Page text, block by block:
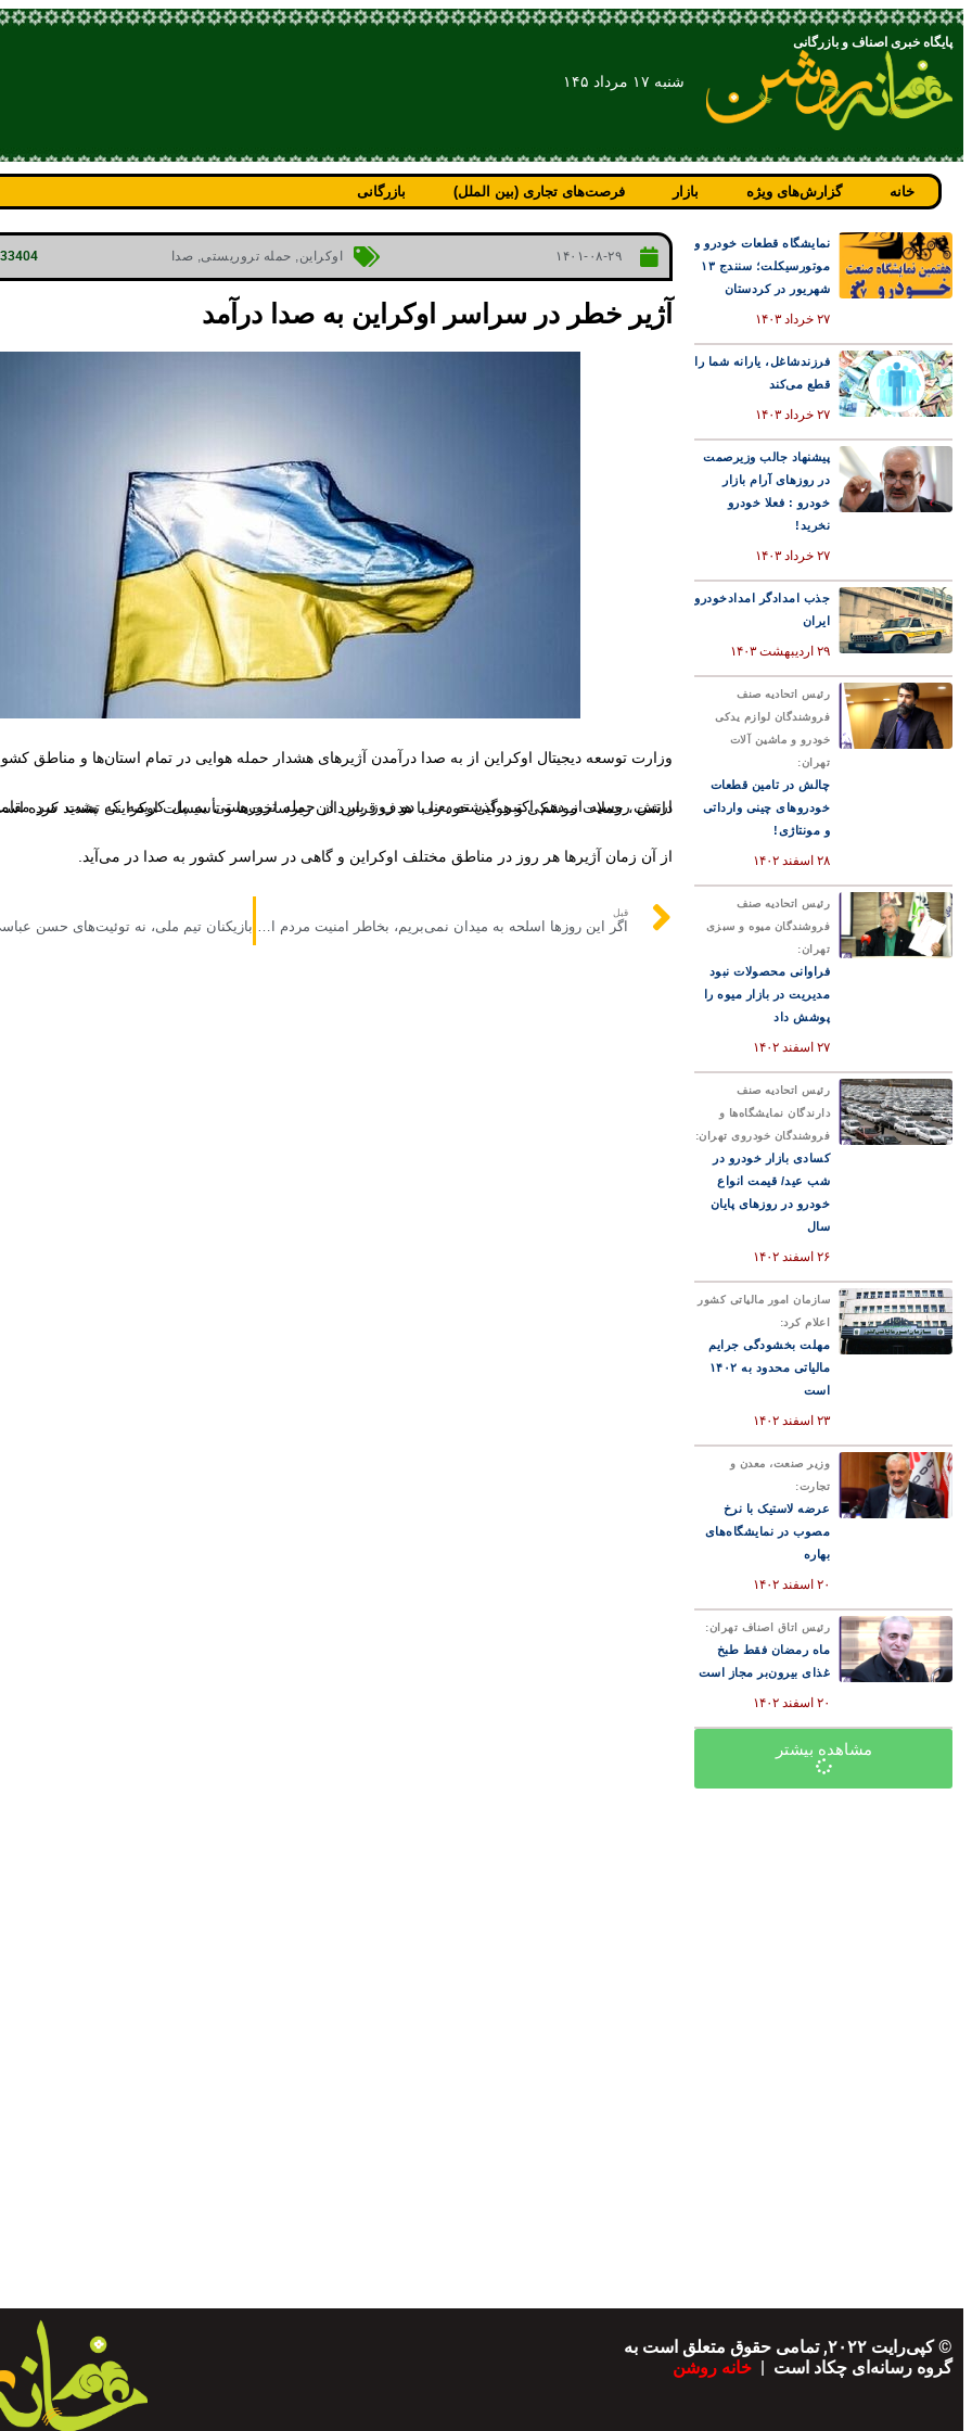
پایگاه خبری اصناف و بازرگانی
شنبه ۱۷ مرداد ۱۴۵
خانه گزارش‌های ویژه بازار فرصت‌های تجاری (بین الملل) بازرگانی
نمایشگاه قطعات خودرو و
موتورسیکلت؛ سنندج ۱۳
شهریور در کردستان
۲۷ خرداد ۱۴۰۳
فرزندشاغل، یارانه شما را
قطع می‌کند
۲۷ خرداد ۱۴۰۳
پیشنهاد جالب وزیرصمت
در روزهای آرام بازار
خودرو : فعلا خودرو
نخرید!
۲۷ خرداد ۱۴۰۳
جذب امدادگر امدادخودرو
ایران
۲۹ اردیبهشت ۱۴۰۳
رئیس اتحادیه صنف
فروشندگان لوازم یدکی
خودرو و ماشین آلات
تهران:
چالش در تامین قطعات
خودروهای چینی وارداتی
و مونتاژی!
۲۸ اسفند ۱۴۰۲
رئیس اتحادیه صنف
فروشندگان میوه و سبزی
تهران:
فراوانی محصولات نبود
مدیریت در بازار میوه را
پوشش داد
۲۷ اسفند ۱۴۰۲
رئیس اتحادیه صنف
دارندگان نمایشگاه‌ها و
فروشندگان خودروی تهران:
کسادی بازار خودرو در
شب عید/ قیمت انواع
خودرو در روزهای پایان
سال
۲۶ اسفند ۱۴۰۲
سازمان امور مالیاتی کشور
اعلام کرد:
مهلت بخشودگی جرایم
مالیاتی محدود به ۱۴۰۲
است
۲۳ اسفند ۱۴۰۲
وزیر صنعت، معدن و
تجارت:
عرضه لاستیک با نرخ
مصوب در نمایشگاه‌های
بهاره
۲۰ اسفند ۱۴۰۲
رئیس اتاق اصناف تهران:
ماه رمضان فقط طبخ
غذای بیرون‌بر مجاز است
۲۰ اسفند ۱۴۰۲
مشاهده بیشتر
۱۴۰۱-۰۸-۲۹ اوکراین, حمله تروریستی, صدا
آژیر خطر در سراسر اوکراین به صدا درآمد
وزارت توسعه دیجیتال اوکراین از به صدا درآمدن آژیرهای هشدار حمله هوایی در تمام استان‌ها و مناطق
ارتش روسیه از دهم اکتبر گذشته یعنی دو روز پس از حمله تروریستی به پل کریمه که پشت سر مقامات ذی‌صلاح اوکراین قرار داشت، حملات موشکی و هوایی خود را با هدف قرار دادن زیرساخت‌ها و تأسیسات اوکراینی تشدید
از آن زمان آژیرها هر روز در مناطق مختلف اوکراین و گاهی در سراسر کشور به صدا در می‌آید.
قبل
© کپی‌رایت ۲۰۲۲, تمامی حقوق متعلق است به
گروه رسانه‌ای چکاد است | خانه روشن